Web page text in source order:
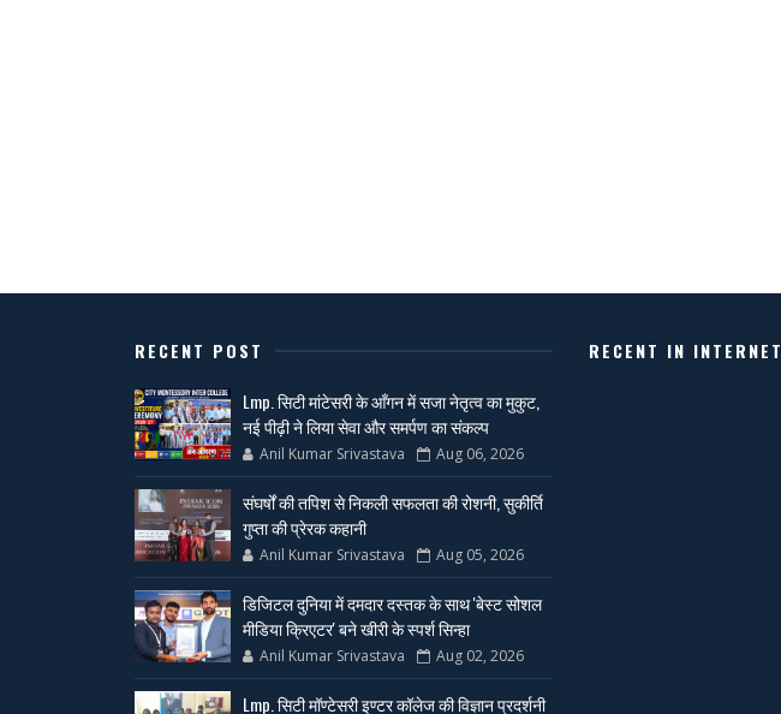
RECENT POST
Lmp. सिटी मांटेसरी के आँगन में सजा नेतृत्व का मुकुट,
नई पीढ़ी ने लिया सेवा और समर्पण का संकल्प
Anil Kumar Srivastava Aug 06, 2026
संघर्षों की तपिश से निकली सफलता की रोशनी, सुकीर्ति
गुप्ता की प्रेरक कहानी
Anil Kumar Srivastava Aug 05, 2026
डिजिटल दुनिया में दमदार दस्तक के साथ 'बेस्ट सोशल
मीडिया क्रिएटर' बने खीरी के स्पर्श सिन्हा
Anil Kumar Srivastava Aug 02, 2026
Lmp. सिटी मॉण्टेसरी इण्टर कॉलेज की विज्ञान प्रदर्शनी
RECENT IN INTERNET